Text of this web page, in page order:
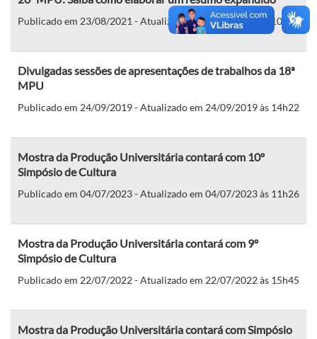
Publicado em 23/08/2021 - Atualizado em 23/08/2021 às 10h38
Divulgadas sessões de apresentações de trabalhos da 18ª
MPU
Publicado em 24/09/2019 - Atualizado em 24/09/2019 às 14h22
Mostra da Produção Universitária contará com 10º
Simpósio de Cultura
Publicado em 04/07/2023 - Atualizado em 04/07/2023 às 11h26
Mostra da Produção Universitária contará com 9º
Simpósio de Cultura
Publicado em 22/07/2022 - Atualizado em 22/07/2022 às 15h45
Mostra da Produção Universitária contará com Simpósio